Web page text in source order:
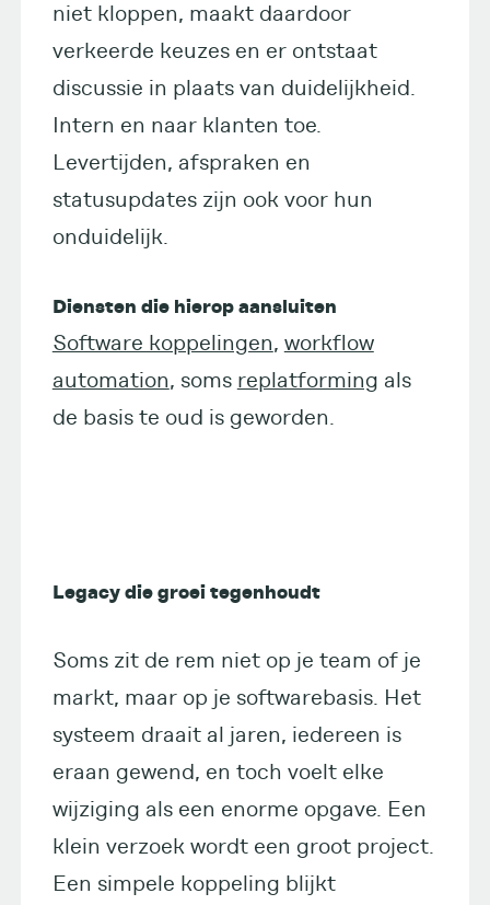
niet kloppen, maakt daardoor
verkeerde keuzes en er ontstaat
discussie in plaats van duidelijkheid.
Intern en naar klanten toe.
Levertijden, afspraken en
statusupdates zijn ook voor hun
onduidelijk.
Diensten die hierop aansluiten
Software koppelingen, workflow
automation, soms replatforming als
de basis te oud is geworden.
Legacy die groei tegenhoudt
Soms zit de rem niet op je team of je
markt, maar op je softwarebasis. Het
systeem draait al jaren, iedereen is
eraan gewend, en toch voelt elke
wijziging als een enorme opgave. Een
klein verzoek wordt een groot project.
Een simpele koppeling blijkt